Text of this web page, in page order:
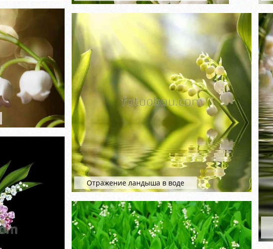
Отражение ландыша в воде